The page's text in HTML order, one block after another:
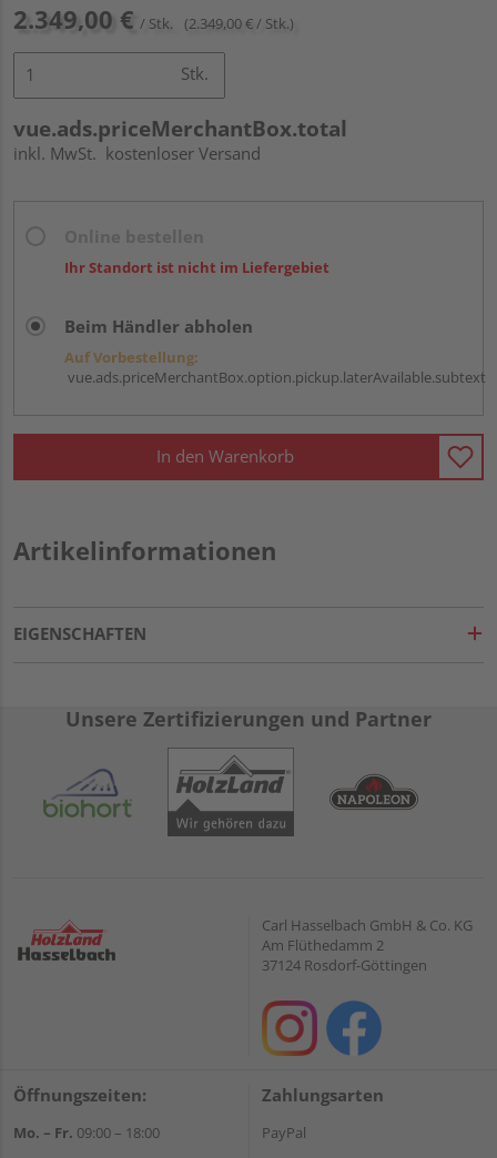
2.349,00 € / Stk. (2.349,00 € / Stk.)
Stk.
vue.ads.priceMerchantBox.total
inkl. MwSt. kostenloser Versand
Ihr Standort ist nicht im Liefergebiet
Beim Händler abholen
Auf Vorbestellung:
vue.ads.priceMerchantBox.option.pickup.laterAvailable.subtext
In den Warenkorb
Artikelinformationen
EIGENSCHAFTEN
Unsere Zertifizierungen und Partner
Carl Hasselbach GmbH & Co. KG
Am Flüthedamm 2
37124 Rosdorf-Göttingen
Öffnungszeiten:
Mo. – Fr. 09:00 – 18:00
Zahlungsarten
PayPal